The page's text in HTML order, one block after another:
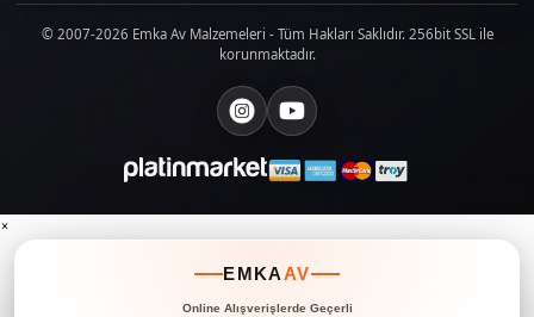
© 2007-2026 Emka Av Malzemeleri - Tüm Hakları Saklıdır. 256bit SSL ile
korunmaktadır.
×
EMKAAV
Online Alışverişlerde Geçerli